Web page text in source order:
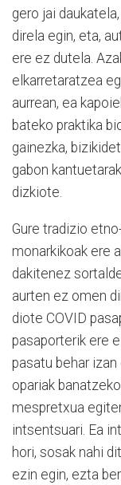
gero jai
direla egin, eta,
ere ez dutela.
elkarretaratzea
aurrean, ea
bateko praktika
gainezka,
gabon
dizkiote.
Gure tradizio
monarkikoak ere
dakitenez
aurten ez omen
diote COVID
pasaporterik ere
pasatu behar
opariak
mespretxua
intsentsuari. Ea
hori, sosak nahi
ezin egin, ezta